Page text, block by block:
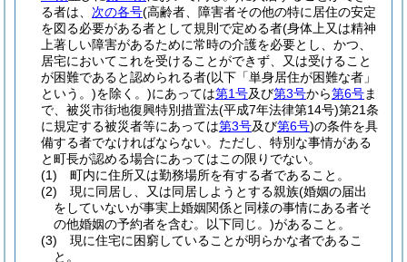
る者は、 次の各号(高齢者、障害者その他の特に居住の安定
を図る必要がある者として規則で定める者(身体上又は精神
上著しい障害があるために常時の介護を必要とし、かつ、
居宅においてこれを受けることができず、又は受けること
が困難であると認められる者(以下「単身居住が困難な者」
という。)を除く。)にあっては第1号及び第3号から第6号ま
で、被災市街地復興特別措置法(平成7年法律第14号)第21条
に規定する被災者等にあっては第3号及び第6号)の条件を具
備する者でなければならない。 ただし、特別な事情がある
と町長が認める場合にあってはこの限りでない。
(1)
町内に住所又は勤務場所を有する者であること。
(2)
現に同居し、又は同居しようとする親族(婚姻の届出
をしていないが事実上婚姻関係と同様の事情にある者そ
の他婚姻の予約者を含む。以下同じ。)があること。
(3)
現に住宅に困窮していることが明らかな者であるこ
と。